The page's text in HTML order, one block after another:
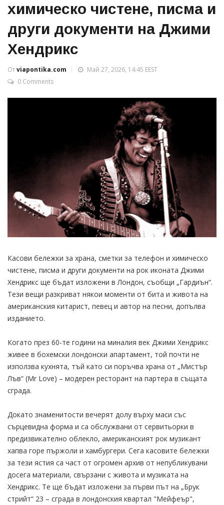
химическо чистене, писма и
други документи на Джими
Хендрикс
Отviapontika.com
Май 27, 2026, 14:45 EEST
0 Comments
Касови бележки за храна, сметки за телефон и химическо
чистене, писма и други документи на рок иконата Джими
Хендрикс ще бъдат изложени в Лондон, съобщи „Гардиън“.
Тези вещи разкриват някои моменти от бита и живота на
американския китарист, певец и автор на песни, допълва
изданието.
Когато през 60-те години на миналия век Джими Хендрикс
живее в бохемски лондонски апартамент, той почти не
използва кухнята, тъй като си поръчва храна от „Мистър
Лъв“ (Mr Love) – модерен ресторант на партера в същата
сграда.
Докато знаменитости вечерят долу върху маси със
сърцевидна форма и са обслужвани от сервитьорки в
предизвикателно облекло, американският рок музикант
хапва горе пържоли и хамбургери. Сега касовите бележки
за тези ястия са част от огромен архив от непубликувани
досега материали, свързани с живота и музиката на
Хендрикс. Те ще бъдат изложени за първи път на „Брук
стрийт“ 23 – сграда в лондонския квартал "Мейфеър",